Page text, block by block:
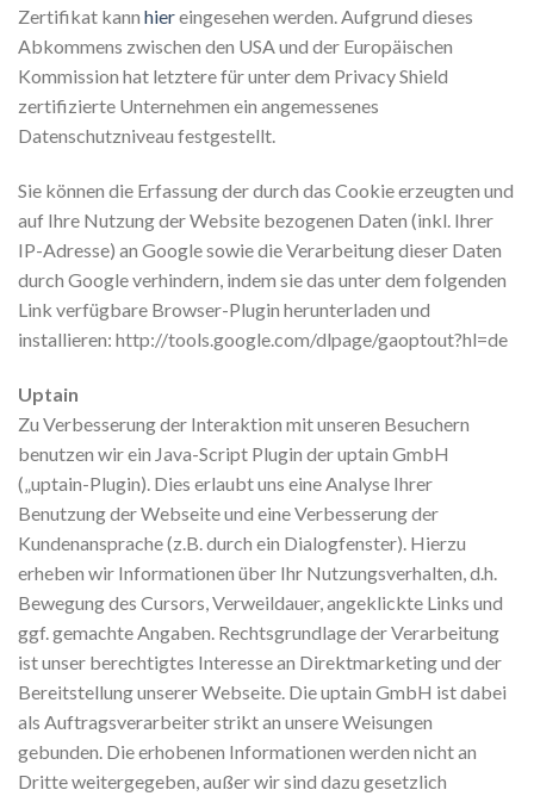
Zertifikat kann hiereingesehen werden. Aufgrund dieses
Abkommens zwischen den USA und der Europäischen
Kommission hat letztere für unter dem Privacy Shield
zertifizierte Unternehmen ein angemessenes
Datenschutzniveau festgestellt.
Sie können die Erfassung der durch das Cookie erzeugten und
auf Ihre Nutzung der Website bezogenen Daten (inkl. Ihrer
IP-Adresse) an Google sowie die Verarbeitung dieser Daten
durch Google verhindern, indem sie das unter dem folgenden
Link verfügbare Browser-Plugin herunterladen und
installieren: http://tools.google.com/dlpage/gaoptout?hl=de
Uptain
Zu Verbesserung der Interaktion mit unseren Besuchern
benutzen wir ein Java-Script Plugin der uptain GmbH
(„uptain-Plugin). Dies erlaubt uns eine Analyse Ihrer
Benutzung der Webseite und eine Verbesserung der
Kundenansprache (z.B. durch ein Dialogfenster). Hierzu
erheben wir Informationen über Ihr Nutzungsverhalten, d.h.
Bewegung des Cursors, Verweildauer, angeklickte Links und
ggf. gemachte Angaben. Rechtsgrundlage der Verarbeitung
ist unser berechtigtes Interesse an Direktmarketing und der
Bereitstellung unserer Webseite. Die uptain GmbH ist dabei
als Auftragsverarbeiter strikt an unsere Weisungen
gebunden. Die erhobenen Informationen werden nicht an
Dritte weitergegeben, außer wir sind dazu gesetzlich